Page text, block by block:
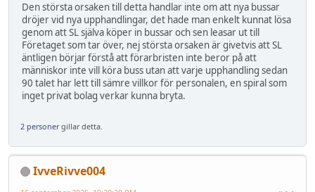
Den största orsaken till detta handlar inte om att nya bussar
dröjer vid nya upphandlingar, det hade man enkelt kunnat lösa
genom att SL själva köper in bussar och sen leasar ut till
Företaget som tar över, nej största orsaken är givetvis att SL
äntligen börjar förstå att förarbristen inte beror på att
människor inte vill köra buss utan att varje upphandling sedan
90 talet har lett till sämre villkor för personalen, en spiral som
inget privat bolag verkar kunna bryta.
2 personergillar detta.
IvveRivve004